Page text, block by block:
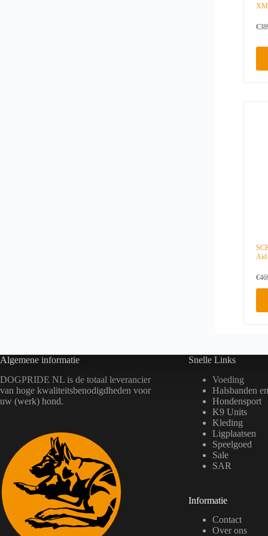
€
Aid
€
D
t
h
e
m
Algemene informatie
DOGPRIDE NL is de totaal leverancier
van hoge kwaliteitsbenodigdheden voor
uw (werk) hond.
Snelle Links
Voeding
Halsbanden
Hondensport
K9 Units
Kleding
Ligplaatsen
Speelgoed
Sale
SAR
Informatie
Contact
Over ons